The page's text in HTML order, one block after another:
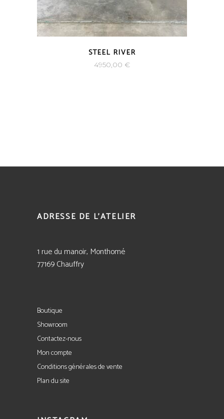
STEEL RIVER
4950,00 €
ADRESSE DE L'ATELIER
1 rue du manoir, Monthomé
77169 Chauffry
Boutique
Showroom
Contactez-nous
Mon compte
Conditions générales de vente
Plan du site